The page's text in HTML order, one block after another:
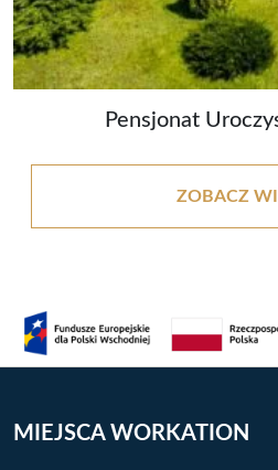
Pensjonat
ZOBACZ
MIEJSCA WORKATION